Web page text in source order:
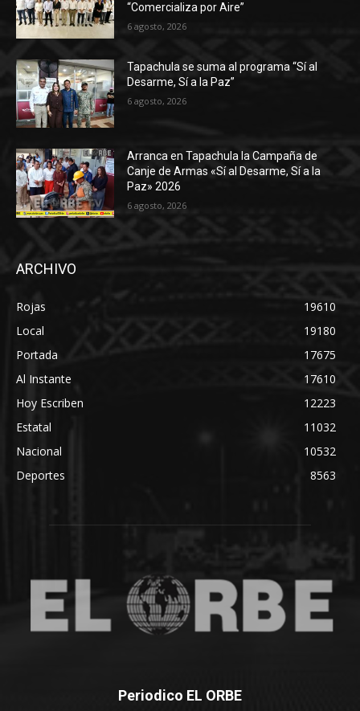
“Comercializa por Aire”
6 agosto, 2026
Tapachula se suma al programa “Sí al
Desarme, Sí a la Paz”
6 agosto, 2026
Arranca en Tapachula la Campaña de
Canje de Armas «Sí al Desarme, Sí a la
Paz» 2026
6 agosto, 2026
ARCHIVO
Rojas
19610
Local
19180
Portada
17675
Al Instante
17610
Hoy Escriben
12223
Estatal
11032
Nacional
10532
Deportes
8563
Periodico EL ORBE